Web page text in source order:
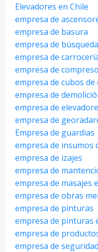
Elevadores en Chile
empresa de
empresa de basura
empresa de
empresa de
empresa de
empresa de cubos de
empresa de
empresa de
empresa de
Empresa de guardias
empresa de insumos
empresa de izajes
empresa de
empresa de masajes
empresa de obras
empresa de pinturas
empresa de pinturas
empresa de
empresa de seguridad